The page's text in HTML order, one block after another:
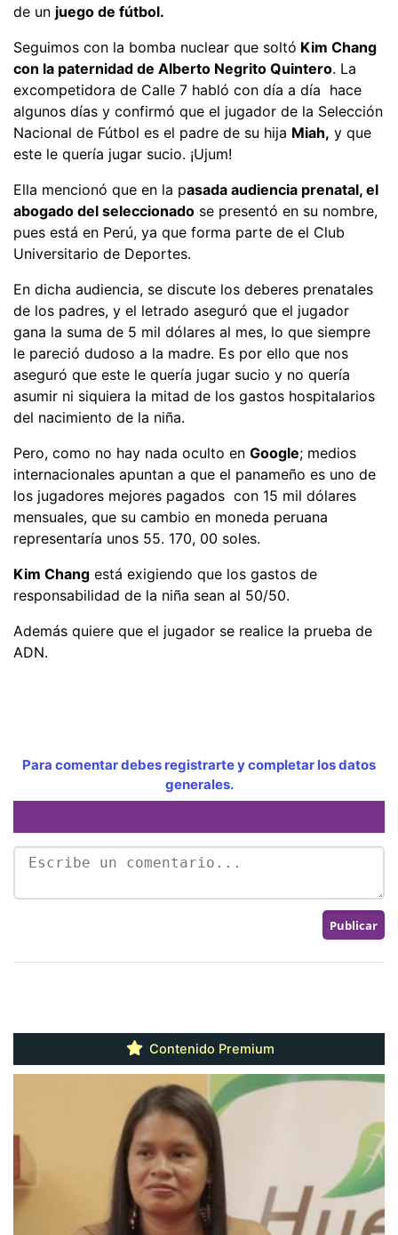
de un juego de fútbol.
Seguimos con la bomba nuclear que soltó Kim Chang
con la paternidad de Alberto Negrito Quintero. La
excompetidora de Calle 7 habló con día a día hace
algunos días y confirmó que el jugador de la Selección
Nacional de Fútbol es el padre de su hija Miah, y que
este le quería jugar sucio. ¡Ujum!
Ella mencionó que en la pasada audiencia prenatal, el
abogado del seleccionado se presentó en su nombre,
pues está en Perú, ya que forma parte de el Club
Universitario de Deportes.
En dicha audiencia, se discute los deberes prenatales
de los padres, y el letrado aseguró que el jugador
gana la suma de 5 mil dólares al mes, lo que siempre
le pareció dudoso a la madre. Es por ello que nos
aseguró que este le quería jugar sucio y no quería
asumir ni siquiera la mitad de los gastos hospitalarios
del nacimiento de la niña.
Pero, como no hay nada oculto en Google; medios
internacionales apuntan a que el panameño es uno de
los jugadores mejores pagados con 15 mil dólares
mensuales, que su cambio en moneda peruana
representaría unos 55. 170, 00 soles.
Kim Chang está exigiendo que los gastos de
responsabilidad de la niña sean al 50/50.
Además quiere que el jugador se realice la prueba de
ADN.
Para comentar debes registrarte y completar los datos
generales.
Contenido Premium